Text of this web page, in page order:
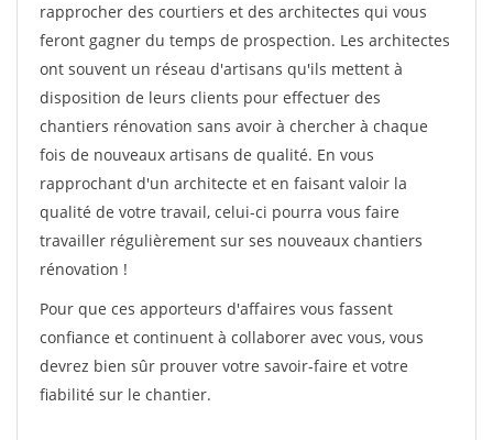
rapprocher des courtiers et des architectes qui vous
feront gagner du temps de prospection. Les architectes
ont souvent un réseau d'artisans qu'ils mettent à
disposition de leurs clients pour effectuer des
chantiers rénovation sans avoir à chercher à chaque
fois de nouveaux artisans de qualité. En vous
rapprochant d'un architecte et en faisant valoir la
qualité de votre travail, celui-ci pourra vous faire
travailler régulièrement sur ses nouveaux chantiers
rénovation !
Pour que ces apporteurs d'affaires vous fassent
confiance et continuent à collaborer avec vous, vous
devrez bien sûr prouver votre savoir-faire et votre
fiabilité sur le chantier.